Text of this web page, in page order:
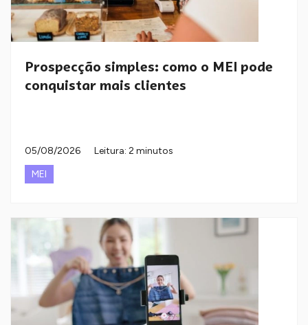
Prospecção simples: como o MEI pode
conquistar mais clientes
05/08/2026
Leitura: 2 minutos
MEI